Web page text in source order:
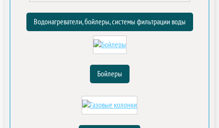
Водонагреватели, бойлеры, системы фильтрации воды
Бойлеры